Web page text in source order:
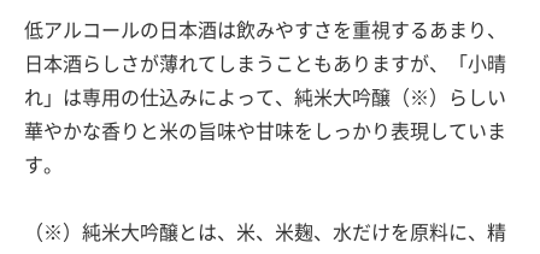
低アルコールの日本酒は飲みやすさを重視するあまり、
日本酒らしさが薄れてしまうこともありますが、「小晴
れ」は専用の仕込みによって、純米大吟醸（※）らしい
華やかな香りと米の旨味や甘味をしっかり表現していま
す。
（※）純米大吟醸とは、米、米麹、水だけを原料に、精